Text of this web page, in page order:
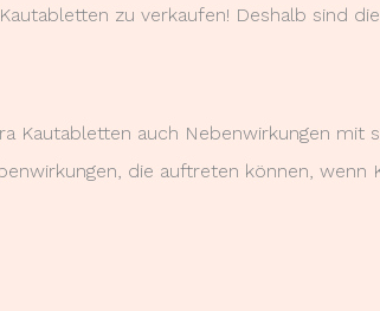
zu verkaufen! Deshalb sind
Kautabletten auch Nebenwirkungen mit
die auftreten können, wenn